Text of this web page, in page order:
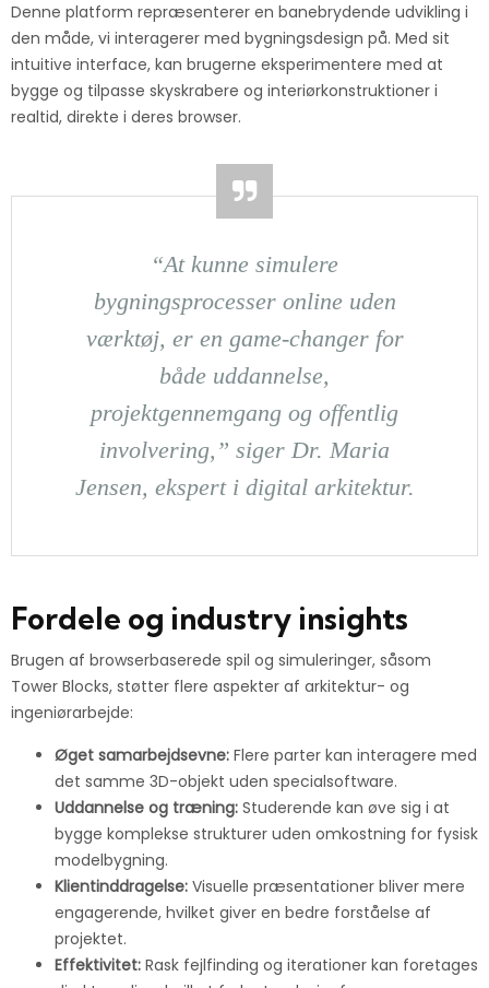
Denne platform repræsenterer en banebrydende udvikling i
den måde, vi interagerer med bygningsdesign på. Med sit
intuitive interface, kan brugerne eksperimentere med at
bygge og tilpasse skyskrabere og interiørkonstruktioner i
realtid, direkte i deres browser.
“At kunne simulere
bygningsprocesser online uden
værktøj, er en game-changer for
både uddannelse,
projektgennemgang og offentlig
involvering,” siger Dr. Maria
Jensen, ekspert i digital arkitektur.
Fordele og industry insights
Brugen af browserbaserede spil og simuleringer, såsom
Tower Blocks, støtter flere aspekter af arkitektur- og
ingeniørarbejde:
Øget samarbejdsevne: Flere parter kan interagere med
det samme 3D-objekt uden specialsoftware.
Uddannelse og træning: Studerende kan øve sig i at
bygge komplekse strukturer uden omkostning for fysisk
modelbygning.
Klientinddragelse: Visuelle præsentationer bliver mere
engagerende, hvilket giver en bedre forståelse af
projektet.
Effektivitet: Rask fejlfinding og iterationer kan foretages